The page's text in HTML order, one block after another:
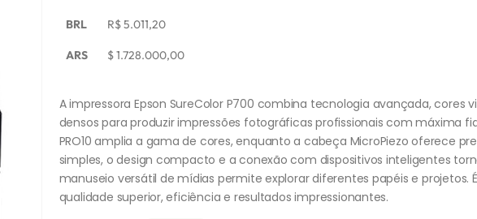
BRL R$5.011,20
ARS $1.728.000,00
A impressora Epson SureColor P700 combina tecnologia avançada,
densos para produzir impressões fotográficas profissionais com máxima
PRO10 amplia a gama de cores, enquanto a cabeça MicroPiezo oferece
simples, o design compacto e a conexão com dispositivos inteligentes
manuseio versátil de mídias permite explorar diferentes papéis e projetos.
qualidade superior, eficiência e resultados impressionantes.